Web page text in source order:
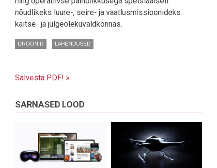
nõudlikeks luure-, seire- ja vaatlusmissioonideks
kaitse- ja julgeolekuvaldkonnas.
DROONID LAHENDUSED
Salvesta PDF! »
SARNASED LOOD